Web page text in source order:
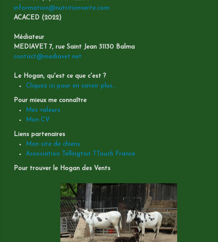
information@nutritionverte.com
ACACED (2022)
Médiateur
MEDIAVET 7, rue Saint Jean 31130 Balma
contact@mediavet.net
Le Hogan, qu'est ce que c'est ?
Cliquez ici pour en savoir plus...
Pour mieux me connaître
Mes valeurs
Mon CV
Liens partenaires
Mon site de chiens
Association Tellington TTouch France
Pour trouver le Hogan des Vents